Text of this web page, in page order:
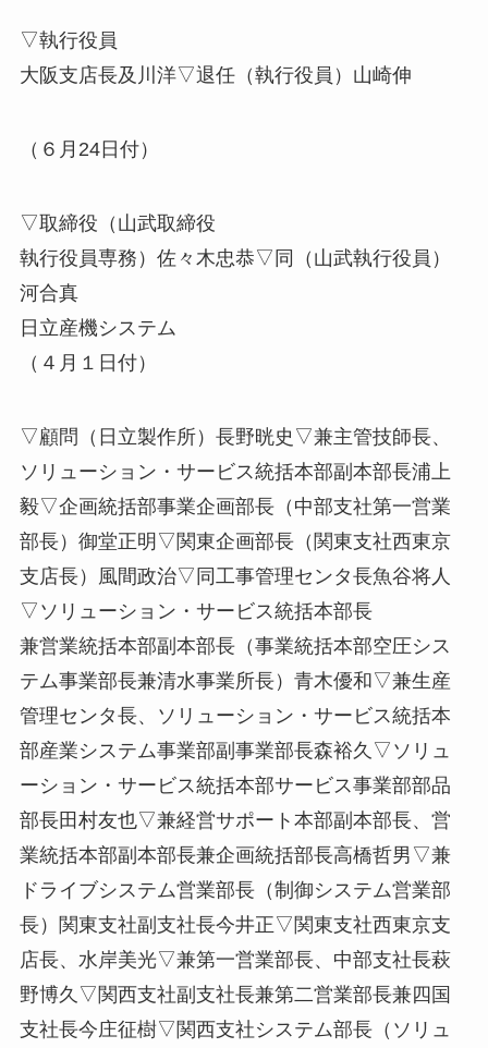
▽執行役員
大阪支店長及川洋▽退任（執行役員）山崎伸
（６月24日付）
▽取締役（山武取締役
執行役員専務）佐々木忠恭▽同（山武執行役員）
河合真
日立産機システム
（４月１日付）
▽顧問（日立製作所）長野晄史▽兼主管技師長、
ソリューション・サービス統括本部副本部長浦上
毅▽企画統括部事業企画部長（中部支社第一営業
部長）御堂正明▽関東企画部長（関東支社西東京
支店長）風間政治▽同工事管理センタ長魚谷将人
▽ソリューション・サービス統括本部長
兼営業統括本部副本部長（事業統括本部空圧シス
テム事業部長兼清水事業所長）青木優和▽兼生産
管理センタ長、ソリューション・サービス統括本
部産業システム事業部副事業部長森裕久▽ソリュ
ーション・サービス統括本部サービス事業部部品
部長田村友也▽兼経営サポート本部副本部長、営
業統括本部副本部長兼企画統括部長高橋哲男▽兼
ドライブシステム営業部長（制御システム営業部
長）関東支社副支社長今井正▽関東支社西東京支
店長、水岸美光▽兼第一営業部長、中部支社長萩
野博久▽関西支社副支社長兼第二営業部長兼四国
支社長今庄征樹▽関西支社システム部長（ソリュ